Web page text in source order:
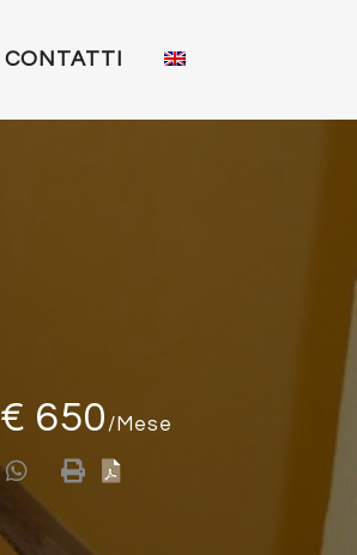
CONTATTI
€ 650 /Mese